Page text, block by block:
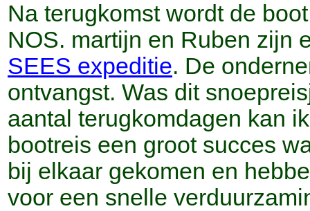
Na terugkomst wordt de
NOS. martijn en Ruben zijn
SEES expeditie. De
ontvangst. Was dit
aantal terugkomdagen kan
bootreis een groot succes
bij elkaar gekomen en
voor een snelle